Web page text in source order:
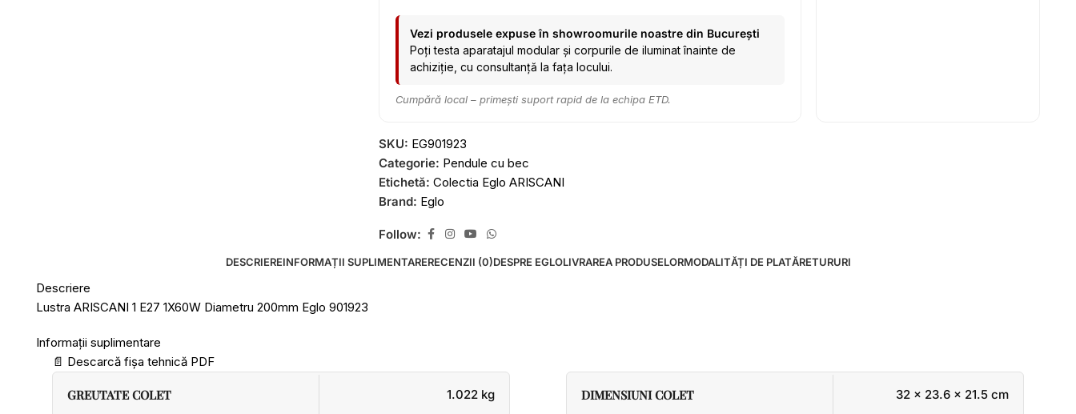
Vezi produsele expuse în showroomurile noastre din București
Poți testa aparatajul modular și corpurile de iluminat înainte de
achiziție, cu consultanță la fața locului.
Cumpără local – primești suport rapid de la echipa ETD.
SKU: EG901923
Categorie: Pendule cu bec
Etichetă: Colectia Eglo ARISCANI
Brand: Eglo
Follow:
DESCRIEREINFORMAȚII SUPLIMENTARERECENZII (0)DESPRE EGLOLIVRAREA PRODUSELORMODALITĂȚI DE PLATĂRETURURI
Descriere
Lustra ARISCANI 1 E27 1X60W Diametru 200mm Eglo 901923
Informații suplimentare
📄 Descarcă fișa tehnică PDF
GREUTATE COLET 1.022 kg DIMENSIUNI COLET 32 × 23.6 × 21.5 cm